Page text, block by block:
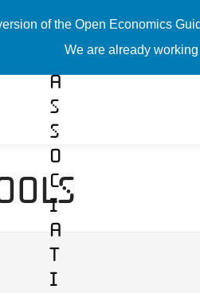
of the Open Economics
We are already
r
A
s
s
o
c
i
a
t
i